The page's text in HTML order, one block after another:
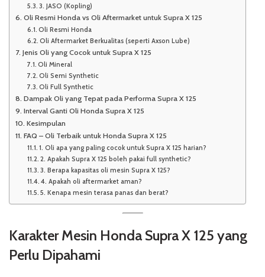
3. JASO (Kopling)
Oli Resmi Honda vs Oli Aftermarket untuk Supra X 125
Oli Resmi Honda
Oli Aftermarket Berkualitas (seperti Axson Lube)
Jenis Oli yang Cocok untuk Supra X 125
Oli Mineral
Oli Semi Synthetic
Oli Full Synthetic
Dampak Oli yang Tepat pada Performa Supra X 125
Interval Ganti Oli Honda Supra X 125
Kesimpulan
FAQ – Oli Terbaik untuk Honda Supra X 125
1. Oli apa yang paling cocok untuk Supra X 125 harian?
2. Apakah Supra X 125 boleh pakai full synthetic?
3. Berapa kapasitas oli mesin Supra X 125?
4. Apakah oli aftermarket aman?
5. Kenapa mesin terasa panas dan berat?
Karakter Mesin Honda Supra X 125 yang
Perlu Dipahami